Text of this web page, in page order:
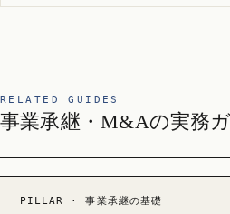
RELATED GUIDES
事業承継・M&Aの実務
PILLAR · 事業承継の基礎